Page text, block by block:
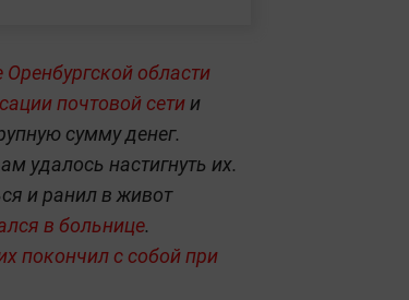
Оренбургской области
почтовой сети и
сумму денег.
удалось настигнуть их.
и ранил в живот
в больнице.
покончил с собой при